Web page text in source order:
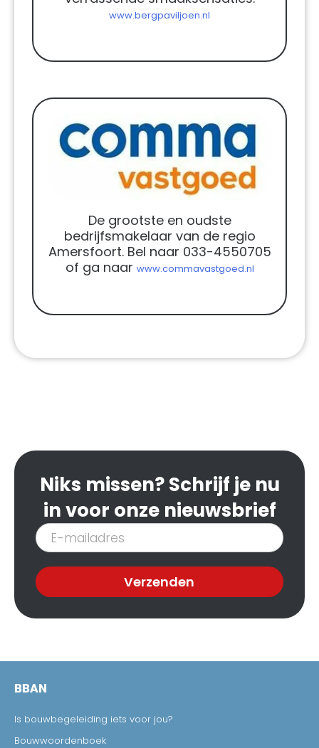
www.bergpaviljoen.nl
De grootste en oudste
bedrijfsmakelaar van de regio
Amersfoort. Bel naar 033-4550705
of ga naar www.commavastgoed.nl
Niks missen? Schrijf je nu
in voor onze nieuwsbrief
Inschrijven
nieuwsbrief
Verzenden
BBAN
Is bouwbegeleiding iets voor jou?
Bouwwoordenboek